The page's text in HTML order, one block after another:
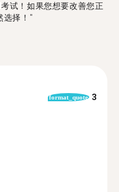
试！如果您想要改善您正
选择！"
format_quote 3